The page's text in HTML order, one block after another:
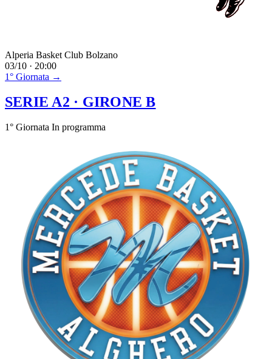
Alperia Basket Club Bolzano
03/10 · 20:00
1° Giornata →
SERIE A2 · GIRONE B
1° Giornata In programma